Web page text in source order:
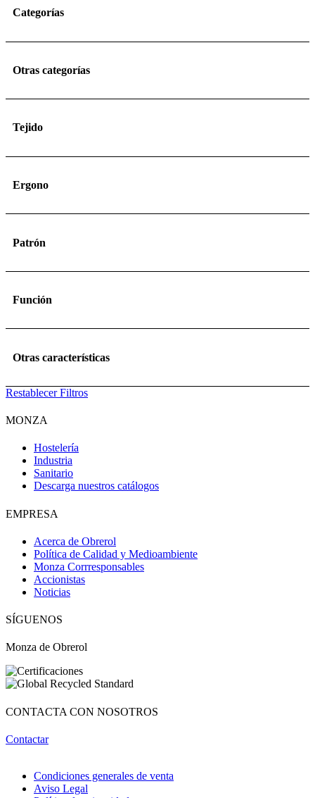
Categorías
Otras categorías
Tejido
Ergono
Patrón
Función
Otras características
Restablecer Filtros
MONZA
Hostelería
Industria
Sanitario
Descarga nuestros catálogos
EMPRESA
Acerca de Obrerol
Política de Calidad y Medioambiente
Monza Corrresponsables
Accionistas
Noticias
SÍGUENOS
Monza de Obrerol
CONTACTA CON NOSOTROS
Contactar
Condiciones generales de venta
Aviso Legal